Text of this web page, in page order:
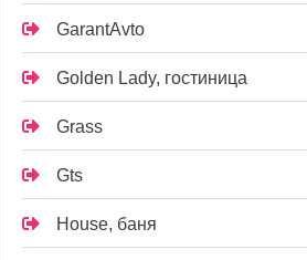
GarantAvto
Golden Lady, гостиница
Grass
Gts
House, баня